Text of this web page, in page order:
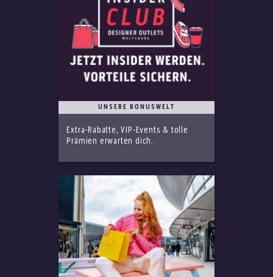
UNSERE BONUSWELT
Extra-Rabatte, VIP-Events & tolle
Prämien erwarten dich.